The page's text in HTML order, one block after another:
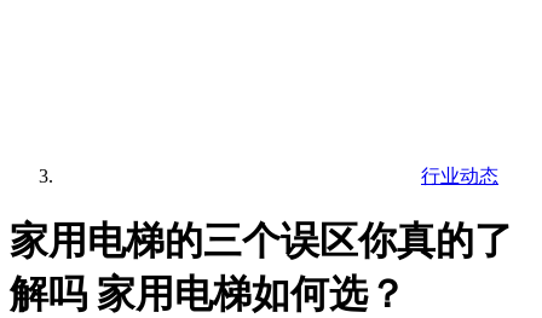
行业动态
家用电梯的三个误区你真的了
解吗 家用电梯如何选？